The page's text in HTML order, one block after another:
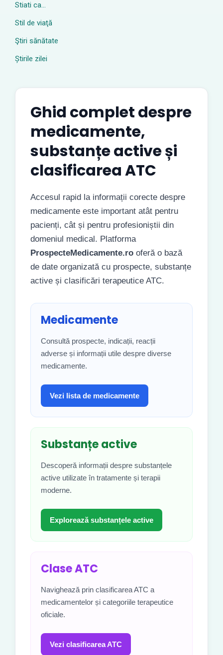
Stiati ca…
Stil de viaţă
Ştiri sănătate
Știrile zilei
Ghid complet despre
medicamente,
substanțe active și
clasificarea ATC
Accesul rapid la informații corecte despre
medicamente este important atât pentru
pacienți, cât și pentru profesioniștii din
domeniul medical. Platforma
ProspecteMedicamente.ro oferă o bază
de date organizată cu prospecte, substanțe
active și clasificări terapeutice ATC.
Medicamente
Consultă prospecte, indicații, reacții
adverse și informații utile despre diverse
medicamente.
Vezi lista de medicamente
Substanțe active
Descoperă informații despre substanțele
active utilizate în tratamente și terapii
moderne.
Explorează substanțele active
Clase ATC
Navighează prin clasificarea ATC a
medicamentelor și categoriile terapeutice
oficiale.
Vezi clasificarea ATC